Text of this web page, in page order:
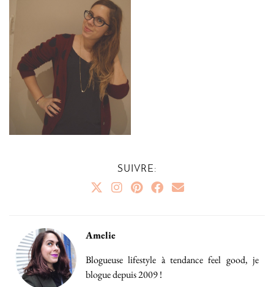
SUIVRE:
Amelie
Blogueuse lifestyle à tendance feel good, je
blogue depuis 2009 !